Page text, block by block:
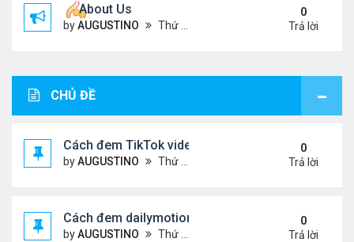
About Us
byAUGUSTINO Thứ 4 Tháng 10 07, 2020 4:27 pm
0
Trả lời
CHỦ ĐỀ
Cách đem TikTok video vào diễn đàn
byAUGUSTINO Thứ 4 Tháng 11 11, 2020 11:44 am
0
Trả lời
Cách đem dailymotion video vào diễn đàn
byAUGUSTINO Thứ 5 Tháng 10 15, 2020 12:14 pm
0
Trả lời